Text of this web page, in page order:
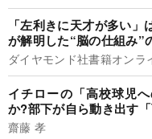
「左利きに天才が多い
が解明した“脳の仕組み”
ダイヤモンド社書籍オンラ
イチローの「高校球児
か?部下が自ら動き出す
齋藤 孝